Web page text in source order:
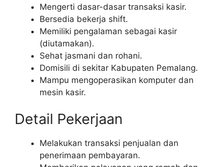
Mengerti dasar-dasar transaksi kasir.
Bersedia bekerja shift.
Memiliki pengalaman sebagai kasir
(diutamakan).
Sehat jasmani dan rohani.
Domisili di sekitar Kabupaten Pemalang.
Mampu mengoperasikan komputer dan
mesin kasir.
Detail Pekerjaan
Melakukan transaksi penjualan dan
penerimaan pembayaran.